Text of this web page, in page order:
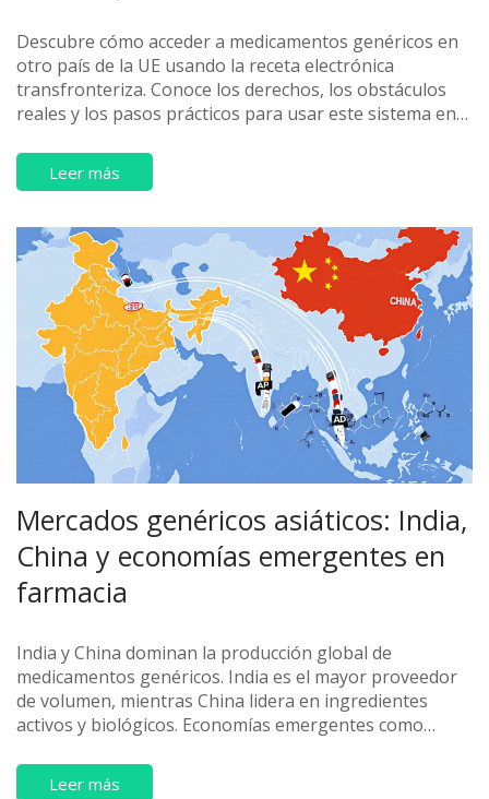
Descubre cómo acceder a medicamentos genéricos en
otro país de la UE usando la receta electrónica
transfronteriza. Conoce los derechos, los obstáculos
reales y los pasos prácticos para usar este sistema en
Leer más
Mercados genéricos asiáticos: India,
China y economías emergentes en
farmacia
India y China dominan la producción global de
medicamentos genéricos. India es el mayor proveedor
de volumen, mientras China lidera en ingredientes
activos y biológicos. Economías emergentes como
específicos.
Leer más